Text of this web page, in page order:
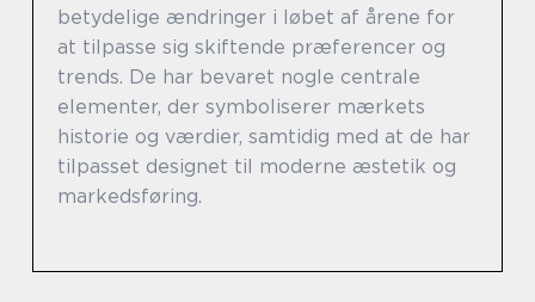
betydelige ændringer i løbet af årene for
at tilpasse sig skiftende præferencer og
trends. De har bevaret nogle centrale
elementer, der symboliserer mærkets
historie og værdier, samtidig med at de har
tilpasset designet til moderne æstetik og
markedsføring.